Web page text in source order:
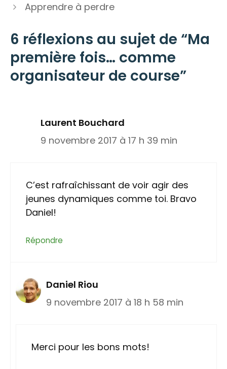
Apprendre à perdre
6 réflexions au sujet de “Ma
première fois… comme
organisateur de course”
Laurent Bouchard
9 novembre 2017 à 17 h 39 min
C’est rafraîchissant de voir agir des
jeunes dynamiques comme toi. Bravo
Daniel!
Répondre
Daniel Riou
9 novembre 2017 à 18 h 58 min
Merci pour les bons mots!